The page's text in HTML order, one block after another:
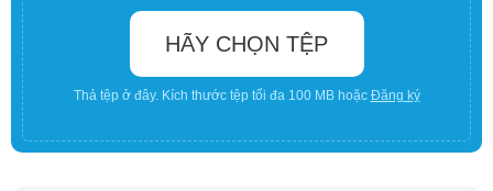
HÃY CHỌN TỆP
Thả tệp ở đây. Kích thước tệp tối đa 100 MB hoặc Đăng ký